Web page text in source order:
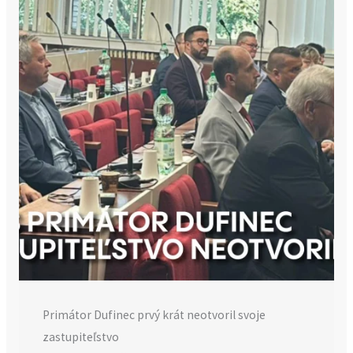
Primátor Dufinec prvý krát neotvoril svoje
zastupiteľstvo